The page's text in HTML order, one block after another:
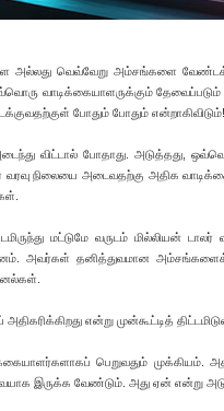
அல்லது வெவ்வேறு அம்சங்களை
வாடிக்கையாளருக்கும்
போதும் போதும் என்றாகிவிடும்!
விட்டால் போதாது. அடுத்தது,
வரவு நிலையை அடைவதற்கு அதிக
மட்டுமே வருடம் மில்லியன்
அவர்கள் தனித்துவமான
என்று முன்கூட்டித்
பெறுவதும் முக்கியம்.
இருக்க வேண்டும். அது ஏன் என்று